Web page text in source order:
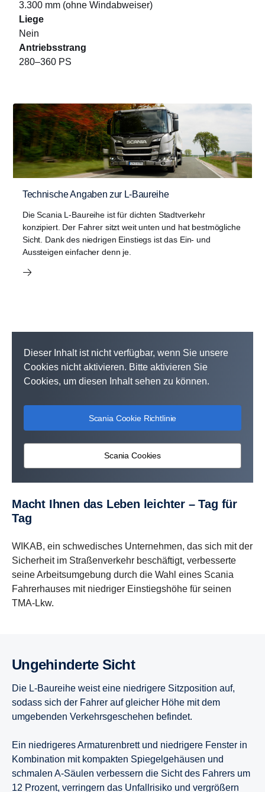
3.300 mm (ohne Windabweiser)
Liege
Nein
Antriebsstrang
280–360 PS
Technische Angaben zur L-Baureihe
Die Scania L-Baureihe ist für dichten Stadtverkehr
konzipiert. Der Fahrer sitzt weit unten und hat bestmögliche
Sicht. Dank des niedrigen Einstiegs ist das Ein- und
Aussteigen einfacher denn je.
Dieser Inhalt ist nicht verfügbar, wenn Sie unsere
Cookies nicht aktivieren. Bitte aktivieren Sie
Cookies, um diesen Inhalt sehen zu können.
Scania Cookie Richtlinie
Scania Cookies
Macht Ihnen das Leben leichter – Tag für
Tag
WIKAB, ein schwedisches Unternehmen, das sich mit der
Sicherheit im Straßenverkehr beschäftigt, verbesserte
seine Arbeitsumgebung durch die Wahl eines Scania
Fahrerhauses mit niedriger Einstiegshöhe für seinen
TMA-Lkw.
Ungehin­derte Sicht
Die L-Baureihe weist eine niedrigere Sitzposition auf,
sodass sich der Fahrer auf gleicher Höhe mit dem
umgebenden Verkehrsgeschehen befindet.
Ein niedrigeres Armaturenbrett und niedrigere Fenster in
Kombination mit kompakten Spiegelgehäusen und
schmalen A-Säulen verbessern die Sicht des Fahrers um
12 Prozent, verringern das Unfallrisiko und vergrößern